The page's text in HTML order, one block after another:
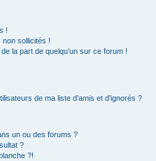
!
sollicités !
la part de quelqu’un sur ce forum !
de ma liste d’amis et d’ignorés ?
un ou des forums ?
?
?!